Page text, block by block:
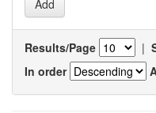
Results/Page |
In order